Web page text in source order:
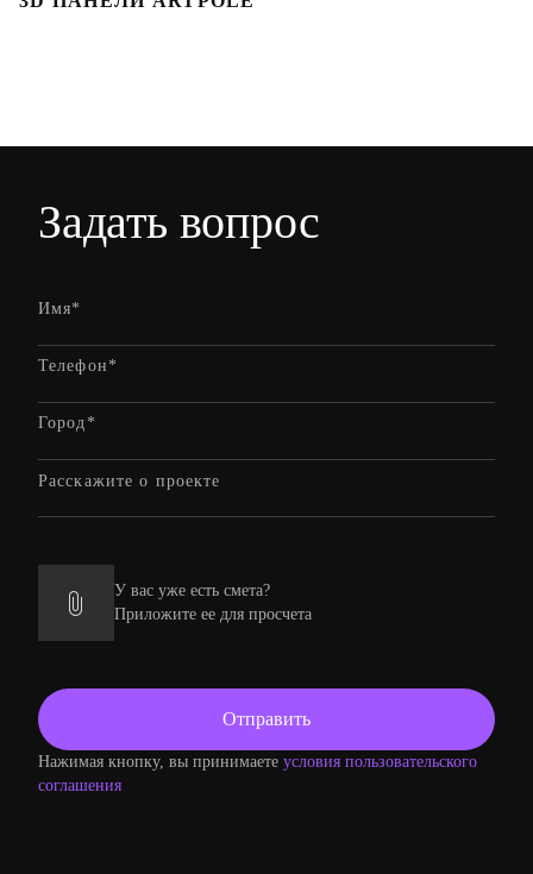
Задать вопрос
У вас уже есть смета?
Приложите ее для просчета
Нажимая кнопку, вы принимаете условия пользовательского
соглашения